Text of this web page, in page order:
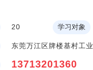
20 学习对象
东莞万江区牌楼基村工
13713201360